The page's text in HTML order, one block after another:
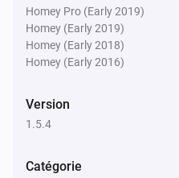
Homey Pro (Early 2019)
Homey (Early 2019)
Homey (Early 2018)
Homey (Early 2016)
Version
1.5.4
Catégorie